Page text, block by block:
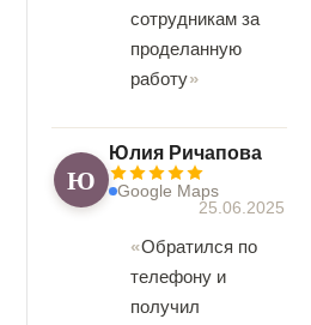
сотрудникам за
проделанную
работу
Ю
Юлия Ричапова
Google Maps
25.06.2025
Обратился по
телефону и
получил